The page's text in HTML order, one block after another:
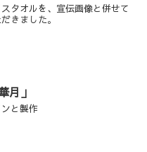
タオルを、宣伝画像と併せて
きました。
月」
と製作